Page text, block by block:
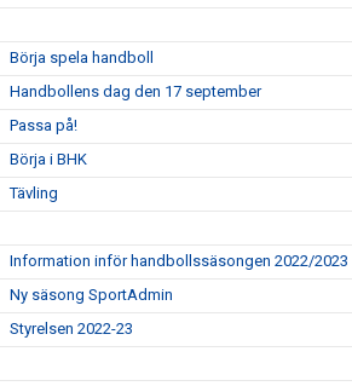
Börja spela handboll
Handbollens dag den 17 september
Passa på!
Börja i BHK
Tävling
Information inför handbollssäsongen 2022/2023
Ny säsong SportAdmin
Styrelsen 2022-23